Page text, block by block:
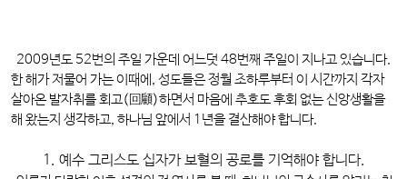
2009년도 52번의 주일 가운데 어느덧 48번째 주일이 지나고 있습니다.
한 해가 저물어 가는 이때에, 성도들은 정월 초하루부터 이 시간까지 각자
살아온 발자취를 회고(回顧)하면서 마음에 추호도 후회 없는 신앙생활을
해 왔는지 생각하고, 하나님 앞에서 1년을 결산해야 합니다.
1. 예수 그리스도 십자가 보혈의 공로를 기억해야 합니다.